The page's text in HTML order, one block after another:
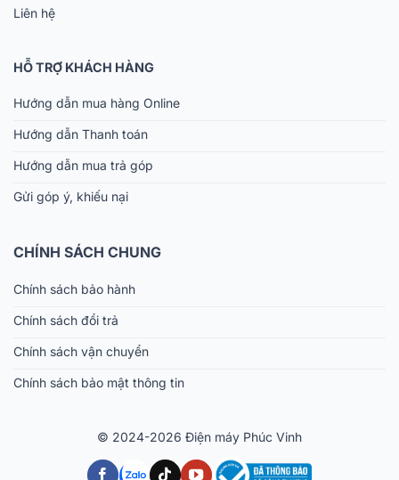
Liên hệ
HỖ TRỢ KHÁCH HÀNG
Hướng dẫn mua hàng Online
Hướng dẫn Thanh toán
Hướng dẫn mua trả góp
Gửi góp ý, khiếu nại
CHÍNH SÁCH CHUNG
Chính sách bảo hành
Chính sách đổi trả
Chính sách vận chuyển
Chính sách bảo mật thông tin
© 2024-2026 Điện máy Phúc Vinh